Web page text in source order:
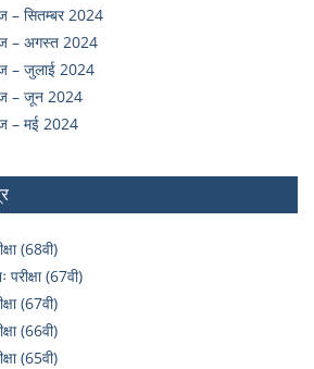
– सितम्बर 2024
– अगस्त 2024
– जुलाई 2024
– जून 2024
– मई 2024
(68वी)
परीक्षा (67वी)
(67वी)
(66वी)
(65वी)